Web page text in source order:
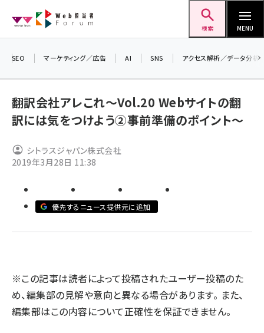
ン
検索 MENU
ai (2804)
note (2312)
llmo (1161)
SEO マーケティング／広告 AI SNS アクセス解析／データ分析
翻訳会社アレこれ～Vol.20 Webサイトの翻
訳には気をつけよう②事前準備のポイント～
シトラスジャパン株式会社
2019年3月28日 11:38
優先するニュース提供元に追加
※この記事は読者によって投稿されたユーザー投稿のた
め、編集部の見解や意向と異なる場合があります。 また、
編集部はこの内容について正確性を保証できません。